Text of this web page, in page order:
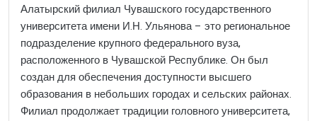
Алатырский филиал Чувашского государственного
университета имени И.Н. Ульянова – это региональное
подразделение крупного федерального вуза,
расположенного в Чувашской Республике. Он был
создан для обеспечения доступности высшего
образования в небольших городах и сельских районах.
Филиал продолжает традиции головного университета,